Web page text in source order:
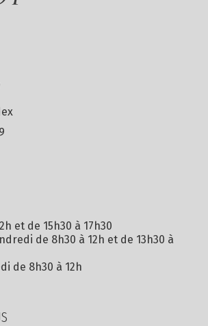
et de 15h30 à 17h30
de 8h30 à 12h et de 13h30 à
de 8h30 à 12h